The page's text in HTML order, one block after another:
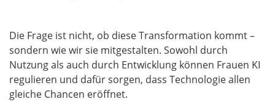
Die Frage ist nicht, ob diese Transformation kommt –
sondern wie wir sie mitgestalten. Sowohl durch
Nutzung als auch durch Entwicklung können Frauen KI
regulieren und dafür sorgen, dass Technologie allen
gleiche Chancen eröffnet.